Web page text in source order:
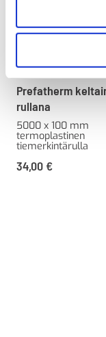
Prefatherm
rullana
5000 x 100 mm
termoplastinen
tiemerkintärulla
34,00 €